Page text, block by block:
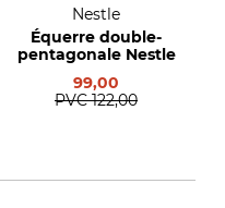
Nestle
Équerre double-
pentagonale Nestle
99,00
PVC 122,00